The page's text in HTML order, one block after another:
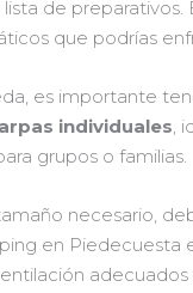
de preparativos.
que podrías
es importante
individuales,
grupos o familias.
necesario,
en Piedecuesta